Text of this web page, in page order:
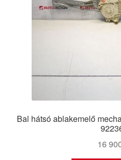
Bal hátsó ablakemelő
16